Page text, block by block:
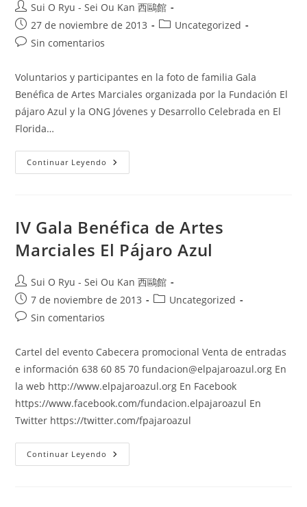
Sui O Ryu - Sei Ou Kan 西鷗館
27 de noviembre de 2013
Uncategorized
Sin comentarios
Voluntarios y participantes en la foto de familia Gala
Benéfica de Artes Marciales organizada por la Fundación El
pájaro Azul y la ONG Jóvenes y Desarrollo Celebrada en El
Florida…
Continuar Leyendo
IV Gala Benéfica de Artes
Marciales El Pájaro Azul
Sui O Ryu - Sei Ou Kan 西鷗館
7 de noviembre de 2013
Uncategorized
Sin comentarios
Cartel del evento Cabecera promocional Venta de entradas
e información 638 60 85 70 fundacion@elpajaroazul.org En
la web http://www.elpajaroazul.org En Facebook
https://www.facebook.com/fundacion.elpajaroazul En
Twitter https://twitter.com/fpajaroazul
Continuar Leyendo